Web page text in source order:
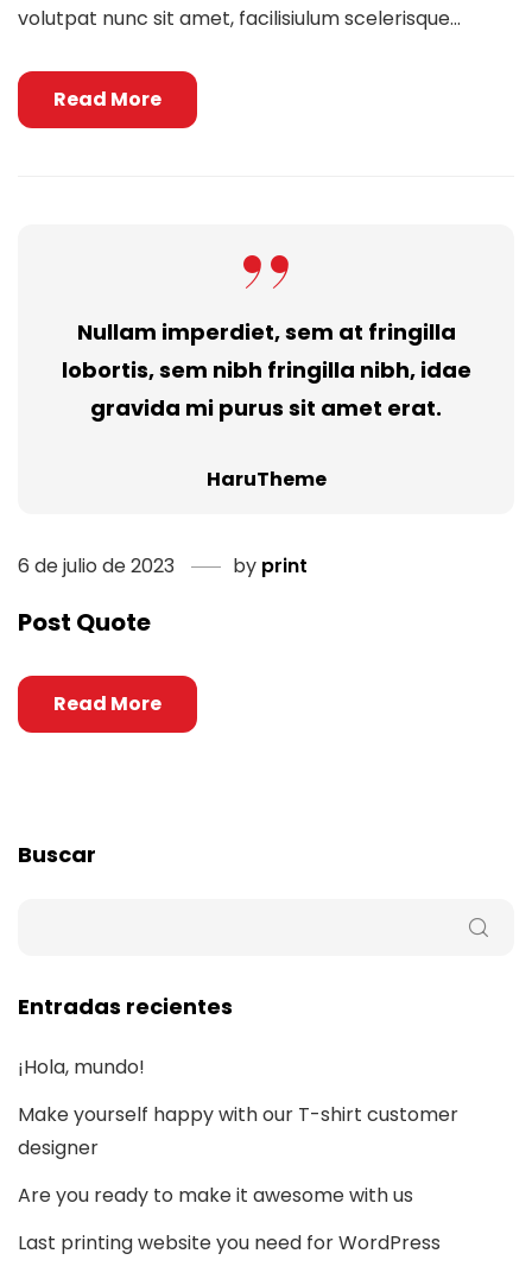
volutpat nunc sit amet, facilisiulum scelerisque...
Read More
Nullam imperdiet, sem at fringilla
lobortis, sem nibh fringilla nibh, idae
gravida mi purus sit amet erat.
HaruTheme
6 de julio de 2023 by print
Post Quote
Read More
Buscar
Entradas recientes
¡Hola, mundo!
Make yourself happy with our T-shirt customer
designer
Are you ready to make it awesome with us
Last printing website you need for WordPress